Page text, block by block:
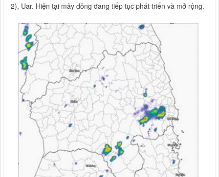
2), Uar. Hiện tại mây dông đang tiếp tục phát triển và mở rộng.